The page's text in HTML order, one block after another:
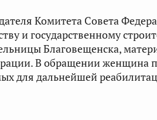
Комитета Совета
и государственному
Благовещенска,
В обращении женщина
для дальнейшей